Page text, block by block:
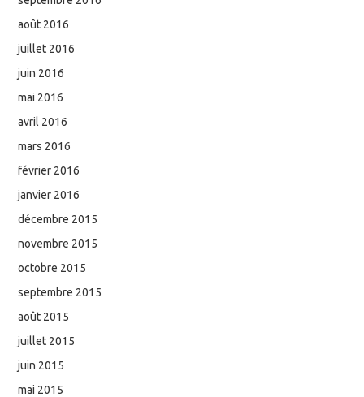
août 2016
juillet 2016
juin 2016
mai 2016
avril 2016
mars 2016
février 2016
janvier 2016
décembre 2015
novembre 2015
octobre 2015
septembre 2015
août 2015
juillet 2015
juin 2015
mai 2015